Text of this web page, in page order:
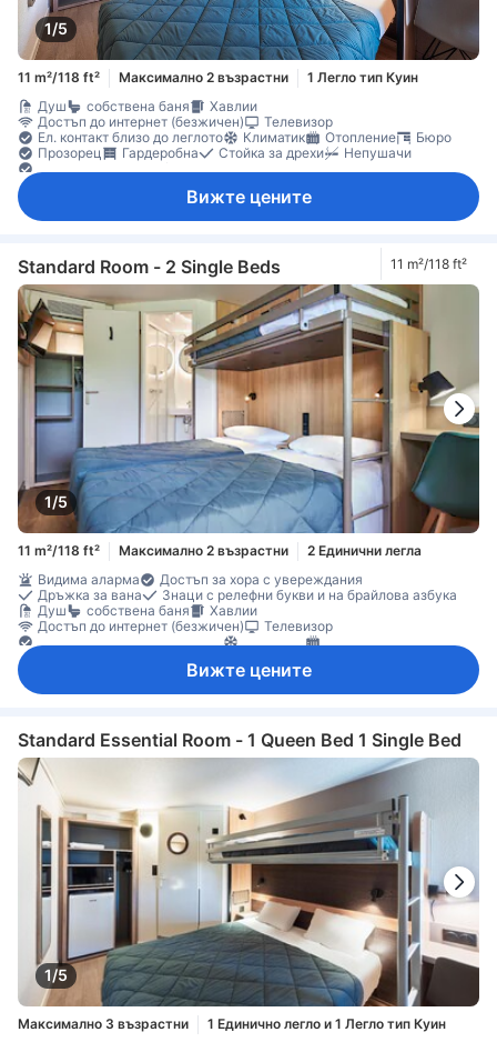
1/5
11 m²/118 ft² Максимално 2 възрастни
1 Легло тип Куин
Душ
собствена баня
Хавлии
Достъп до интернет (безжичен)
Телевизор
Ел. контакт близо до леглото
Климатик Отопление
Бюро
Прозорец
Гардеробна Стойка за дрехи
Непушачи
Вижте цените
Standard Room - 2 Single Beds 11 m²/118 ft²
1/5
11 m²/118 ft² Максимално 2 възрастни
2 Единични легла
Видима аларма
Достъп за хора с увереждания
Дръжка за вана
Знаци с релефни букви и на брайлова азбука
Душ
собствена баня
Хавлии
Достъп до интернет (безжичен)
Телевизор
Гардеробна
Стойка за дрехи
Вижте цените
Standard Essential Room - 1 Queen Bed 1 Single Bed
1/5
Максимално 3 възрастни
1 Единично легло и 1 Легло тип Куин